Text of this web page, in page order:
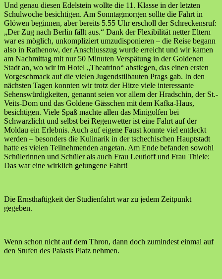
Und genau diesen Edelstein wollte die 11. Klasse in der letzten
Schulwoche besichtigen. Am Sonntagmorgen sollte die Fahrt in
Glöwen beginnen, aber bereits 5.55 Uhr erscholl der Schreckensruf:
„Der Zug nach Berlin fällt aus.“ Dank der Flexibilität netter Eltern
war es möglich, unkompliziert umzudisponieren – die Reise begann
also in Rathenow, der Anschlusszug wurde erreicht und wir kamen
am Nachmittag mit nur 50 Minuten Verspätung in der Goldenen
Stadt an, wo wir im Hotel „Theatrino“ abstiegen, das einen ersten
Vorgeschmack auf die vielen Jugendstilbauten Prags gab. In den
nächsten Tagen konnten wir trotz der Hitze viele interessante
Sehenswürdigkeiten, genannt seien vor allem der Hradschin, der St.-
Veits-Dom und das Goldene Gässchen mit dem Kafka-Haus,
besichtigen. Viele Spaß machte allen das Minigolfen bei
Schwarzlicht und selbst bei Regenwetter ist eine Fahrt auf der
Moldau ein Erlebnis. Auch auf eigene Faust konnte viel entdeckt
werden – besonders die Kulinarik in der tschechischen Hauptstadt
hatte es vielen Teilnehmenden angetan. Am Ende befanden sowohl
Schülerinnen und Schüler als auch Frau Leutloff und Frau Thiele:
Das war eine wirklich gelungene Fahrt!
Die Ernsthaftigkeit der Studienfahrt war zu jedem Zeitpunkt
gegeben.
Wenn schon nicht auf dem Thron, dann doch zumindest einmal auf
den Stufen des Palasts Platz nehmen.